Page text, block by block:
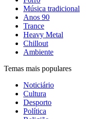
Música tradicional
Anos 90
Trance
Heavy Metal
Chillout
Ambiente
Temas mais populares
Noticiário
Cultura
Desporto
Política